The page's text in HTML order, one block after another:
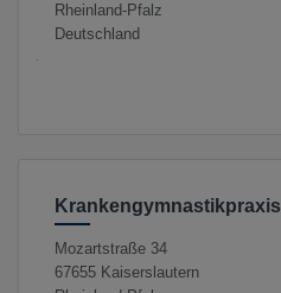
Rheinland-Pfalz
Deutschland
Krankengymnastikpraxis
Mozartstraße 34
67655 Kaiserslautern